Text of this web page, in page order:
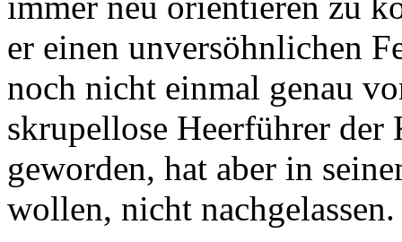
er einen unversöhnlichen
noch nicht einmal genau
skrupellose Heerführer
geworden, hat aber in
wollen, nicht nachgelassen.